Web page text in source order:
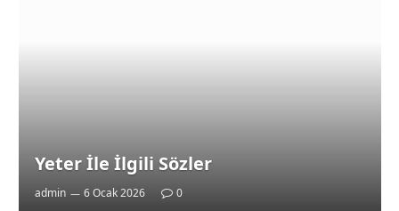
Yeter İle İlgili Sözler
admin 6 Ocak 2026 0